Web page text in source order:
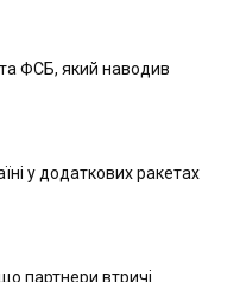
ФСБ, який наводив
у додаткових ракетах
партнери втричі